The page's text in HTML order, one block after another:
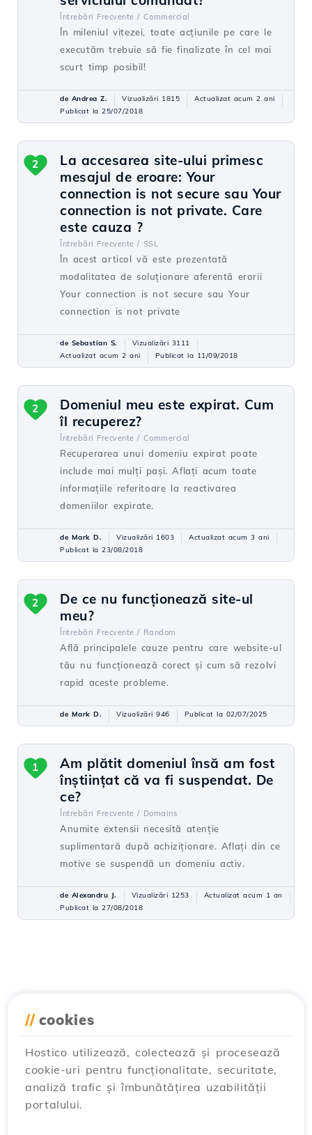
Întrebări Frecvente / Commercial
În mileniul vitezei, toate acțiunile pe care le
executăm trebuie să fie finalizate în cel mai
scurt timp posibil!
de Andrea Z. Vizualizări 1815
Actualizat acum 2 ani
Publicat la 25/07/2018
La accesarea site-ului primesc
mesajul de eroare: Your
connection is not secure sau Your
connection is not private. Care
este cauza ?
Întrebări Frecvente / SSL
În acest articol vă este prezentată
modalitatea de soluționare aferentă erorii
Your connection is not secure sau Your
connection is not private
2
de Sebastian S.
Vizualizări 3111
Actualizat acum 2 ani
Publicat la 11/09/2018
Domeniul meu este expirat. Cum
îl recuperez?
Întrebări Frecvente / Commercial
Recuperarea unui domeniu expirat poate
include mai mulți pași. Aflați acum toate
informațiile referitoare la reactivarea
domeniilor expirate.
2
de Mark D. Vizualizări 1603
Actualizat acum 3 ani
Publicat la 23/08/2018
De ce nu funcționează site-ul
meu?
Întrebări Frecvente / Random
Află principalele cauze pentru care website-ul
tău nu funcționează corect și cum să rezolvi
rapid aceste probleme.
2
de Mark D. Vizualizări 946 Publicat la 02/07/2025
Am plătit domeniul însă am fost
înștiințat că va fi suspendat. De
ce?
Întrebări Frecvente / Domains
Anumite extensii necesită atenție
suplimentară după achiziționare. Aflați din ce
motive se suspendă un domeniu activ.
1
de Alexandru J. Vizualizări 1253
Actualizat acum 1 an
Publicat la 27/08/2018
// cookies
Hostico utilizează, colectează și procesează
cookie-uri pentru funcționalitate, securitate,
analiză trafic și îmbunătățirea uzabilității
portalului.